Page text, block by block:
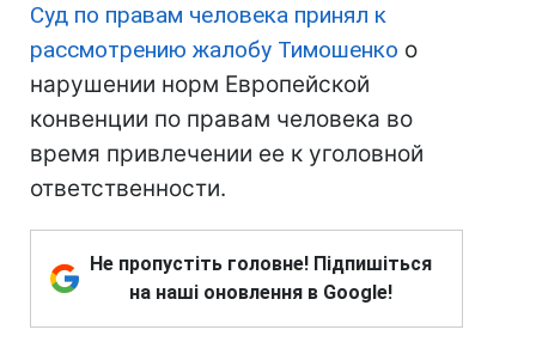
Суд по правам человека принял к
рассмотрению жалобу Тимошенко о
нарушении норм Европейской
конвенции по правам человека во
время привлечении ее к уголовной
ответственности.
Не пропустіть головне! Підпишіться
на наші оновлення в Google!